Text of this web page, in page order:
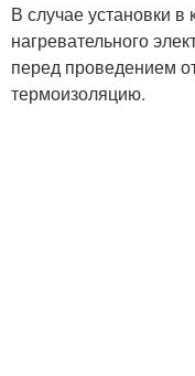
В случае установки
нагревательного
перед проведением
термоизоляцию.